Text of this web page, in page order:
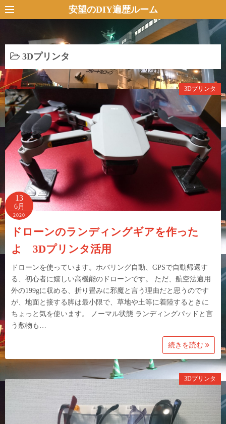
コ
ン
ン
へ
ス
キ
ッ
安望のDIY遍歴ルーム
3Dプリンタ
3Dプリンタ
13
6月
2020
ドローンのランディングギアを作った
よ 3Dプリンタ活用
ドローンを使っています。ホバリング自動、GPSで自動帰還す
る、初心者に嬉しい高機能のドローンです。 ただ、航空法適用
外の199gに収める、折り畳みに邪魔と言う理由だと思うのです
が、地面と接する脚は最小限で、草地や土等に着陸するときに
ちょっと気を使います。 ノーマル状態 ランディングパッドと言
う敷物も…
続きを読む
3Dプリンタ